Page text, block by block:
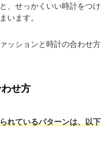
、せっかくいい時計をつけ
います。
ッションと時計の合わせ方
せ方
れているパターンは、以下